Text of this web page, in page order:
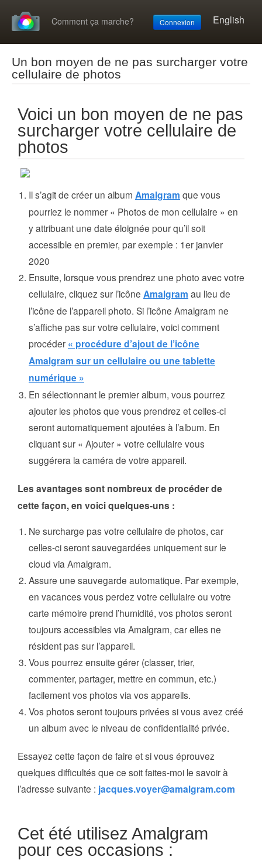
Comment ça marche? English
Connexion
Un bon moyen de ne pas surcharger votre
cellulaire de photos
Voici un bon moyen de ne pas
surcharger votre cellulaire de
photos
Il s’agit de créer un album Amalgram que vous
pourriez le nommer « Photos de mon cellulaire » en
y attribuant une date éloignée pour qu’il soit
accessible en premier, par exemple : 1er janvier
2020
Ensuite, lorsque vous prendrez une photo avec votre
cellulaire, cliquez sur l’icône Amalgram au lieu de
l’icône de l’appareil photo. Si l’icône Amalgram ne
s’affiche pas sur votre cellulaire, voici comment
procéder « procédure d’ajout de l’icône
Amalgram sur un cellulaire ou une tablette
numérique »
En sélectionnant le premier album, vous pourrez
ajouter les photos que vous prendrez et celles-ci
seront automatiquement ajoutées à l’album. En
cliquant sur « Ajouter » votre cellulaire vous
suggérera la caméra de votre appareil.
Les avantages sont nombreux de procéder de
cette façon, en voici quelques-uns :
Ne surcharge pas votre cellulaire de photos, car
celles-ci seront sauvegardées uniquement sur le
cloud via Amalgram.
Assure une sauvegarde automatique. Par exemple,
en vacances vous perdez votre cellulaire ou votre
carte mémoire prend l’humidité, vos photos seront
toujours accessibles via Amalgram, car elles ne
résident pas sur l’appareil.
Vous pourrez ensuite gérer (classer, trier,
commenter, partager, mettre en commun, etc.)
facilement vos photos via vos appareils.
Vos photos seront toujours privées si vous avez créé
un album avec le niveau de confidentialité privée.
Essayez cette façon de faire et si vous éprouvez
quelques difficultés que ce soit faites-moi le savoir à
l’adresse suivante : jacques.voyer@amalgram.com
Cet été utilisez Amalgram
pour ces occasions :